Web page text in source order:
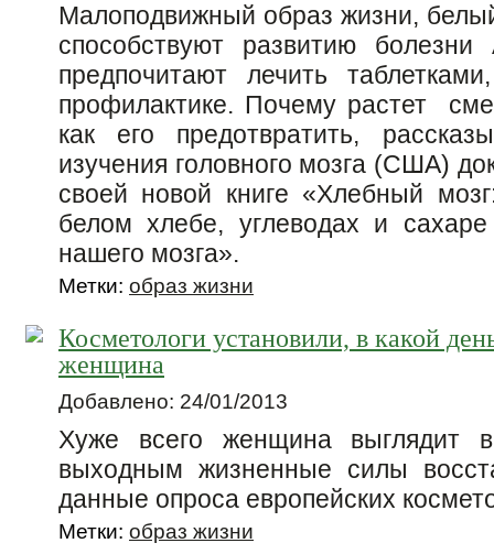
Малоподвижный образ жизни,
способствуют развитию
предпочитают лечить
профилактике. Почему растет
как его предотвратить,
изучения головного мозга (США)
своей новой книге «Хлебный
белом хлебе, углеводах и
нашего мозга».
Метки: образ жизни
Косметологи установили, в какой
женщина
Добавлено: 24/01/2013
Хуже всего женщина
выходным жизненные силы
данные опроса европейских
Метки: образ жизни